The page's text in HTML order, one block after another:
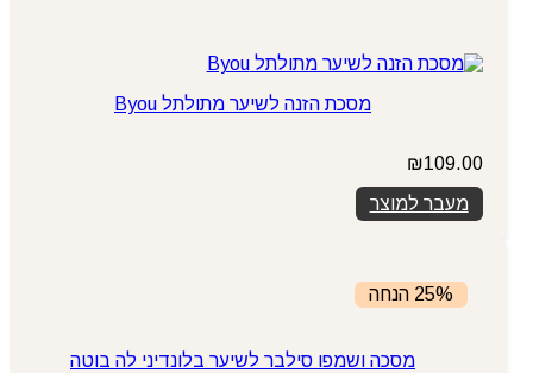
מסכת הזנה לשיער מתולתל Byou
₪109.00
מעבר למוצר
25% הנחה
מסכה ושמפו סילבר לשיער בלונדיני לה בוטה